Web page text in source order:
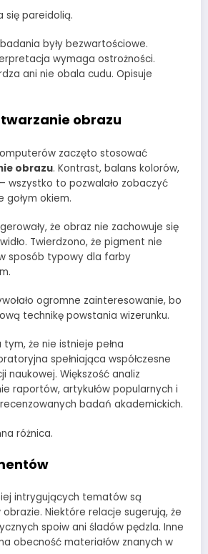
się pareidolią.
były bezwartościowe.
wymaga ostrożności.
ani nie obala cudu. Opisuje
obrazu
zaczęto stosować
obrazu. Kontrast, balans kolorów,
wszystko to pozwalało zobaczyć
gołym okiem.
że obraz nie zachowuje się
Twierdzono, że pigment nie
sposób typowy dla farby
ogromne zainteresowanie, bo
technikę powstania wizerunku.
że nie istnieje pełna
spełniająca współczesne
naukowej. Większość analiz
raportów, artykułów popularnych i
badań akademickich.
różnica.
intrygujących tematów są
obrazie. Niektóre relacje sugerują, że
spoiw ani śladów pędzla. Inne
obecność materiałów znanych w